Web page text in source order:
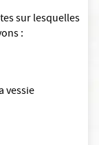
sur lesquelles
:
vessie